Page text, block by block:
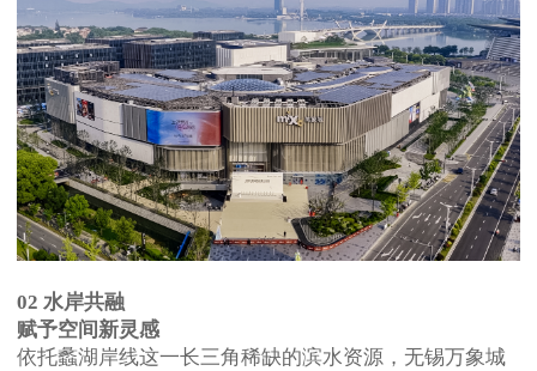
02 水岸共融
赋予空间新灵感
依托蠡湖岸线这一长三角稀缺的滨水资源，无锡万象城